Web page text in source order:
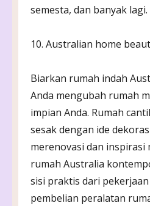
semesta, dan banyak lagi.
10. Australian home
Biarkan rumah indah
Anda mengubah rumah
impian Anda. Rumah
sesak dengan ide
merenovasi dan
rumah Australia
sisi praktis dari
pembelian peralatan